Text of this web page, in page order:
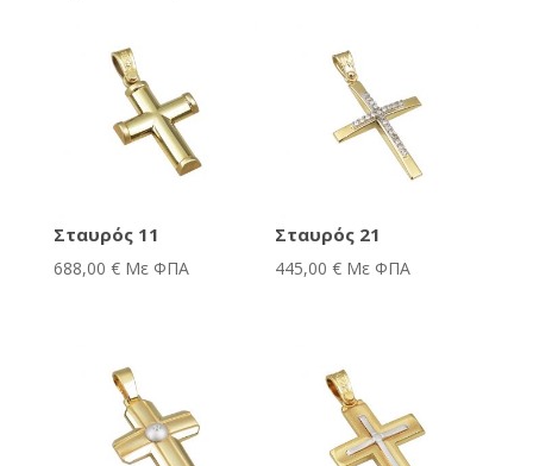
Σταυρός 11
688,00 € Με ΦΠΑ
Σταυρός 21
445,00€ Με ΦΠΑ